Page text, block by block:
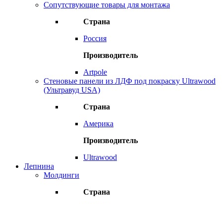
Сопутствующие товары для монтажа
Страна
Россия
Производитель
Artpole
Стеновые панели из ЛДФ под покраску Ultrawood
(Ультравуд USA)
Страна
Америка
Производитель
Ultrawood
Лепнина
Молдинги
Страна